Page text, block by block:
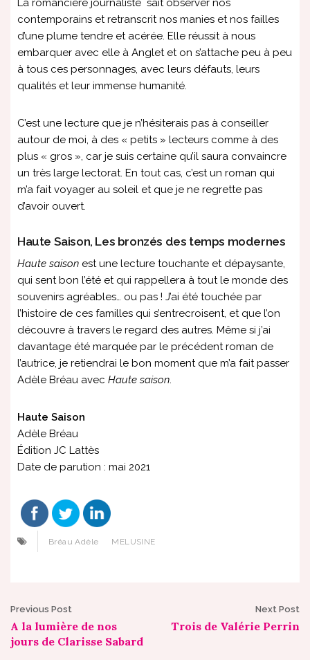
La romancière journaliste sait observer nos
contemporains et retranscrit nos manies et nos failles
d’une plume tendre et acérée. Elle réussit à nous
embarquer avec elle à Anglet et on s’attache peu à peu
à tous ces personnages, avec leurs défauts, leurs
qualités et leur immense humanité.
C’est une lecture que je n’hésiterais pas à conseiller
autour de moi, à des « petits » lecteurs comme à des
plus « gros », car je suis certaine qu’il saura convaincre
un très large lectorat. En tout cas, c’est un roman qui
m’a fait voyager au soleil et que je ne regrette pas
d’avoir ouvert.
Haute Saison, Les bronzés des temps modernes
Haute saison est une lecture touchante et dépaysante,
qui sent bon l’été et qui rappellera à tout le monde des
souvenirs agréables… ou pas ! J’ai été touchée par
l’histoire de ces familles qui s’entrecroisent, et que l’on
découvre à travers le regard des autres. Même si j’ai
davantage été marquée par le précédent roman de
l’autrice, je retiendrai le bon moment que m’a fait passer
Adèle Bréau avec Haute saison.
Haute Saison
Adèle Bréau
Édition JC Lattès
Date de parution : mai 2021
Bréau Adèle MELUSINE
Post
navigation
Previous Post
A la lumière de nos
jours de Clarisse Sabard
Next Post
Trois de Valérie Perrin